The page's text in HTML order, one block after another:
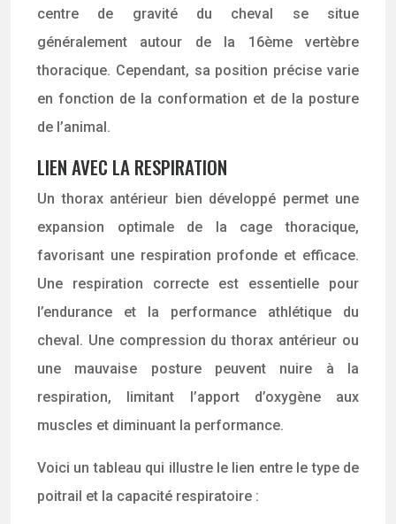
centre de gravité du cheval se situe
généralement autour de la 16ème vertèbre
thoracique. Cependant, sa position précise varie
en fonction de la conformation et de la posture
de l’animal.
LIEN AVEC LA RESPIRATION
Un thorax antérieur bien développé permet une
expansion optimale de la cage thoracique,
favorisant une respiration profonde et efficace.
Une respiration correcte est essentielle pour
l’endurance et la performance athlétique du
cheval. Une compression du thorax antérieur ou
une mauvaise posture peuvent nuire à la
respiration, limitant l’apport d’oxygène aux
muscles et diminuant la performance.
Voici un tableau qui illustre le lien entre le type de
poitrail et la capacité respiratoire :